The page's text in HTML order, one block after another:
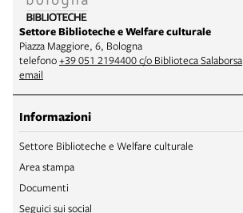
Settore Biblioteche e Welfare culturale
Piazza Maggiore, 6, Bologna
telefono+39 051 2194400 c/o Biblioteca Salaborsa
email
Informazioni
Settore Biblioteche e Welfare culturale
Area stampa
Documenti
Seguici sui social